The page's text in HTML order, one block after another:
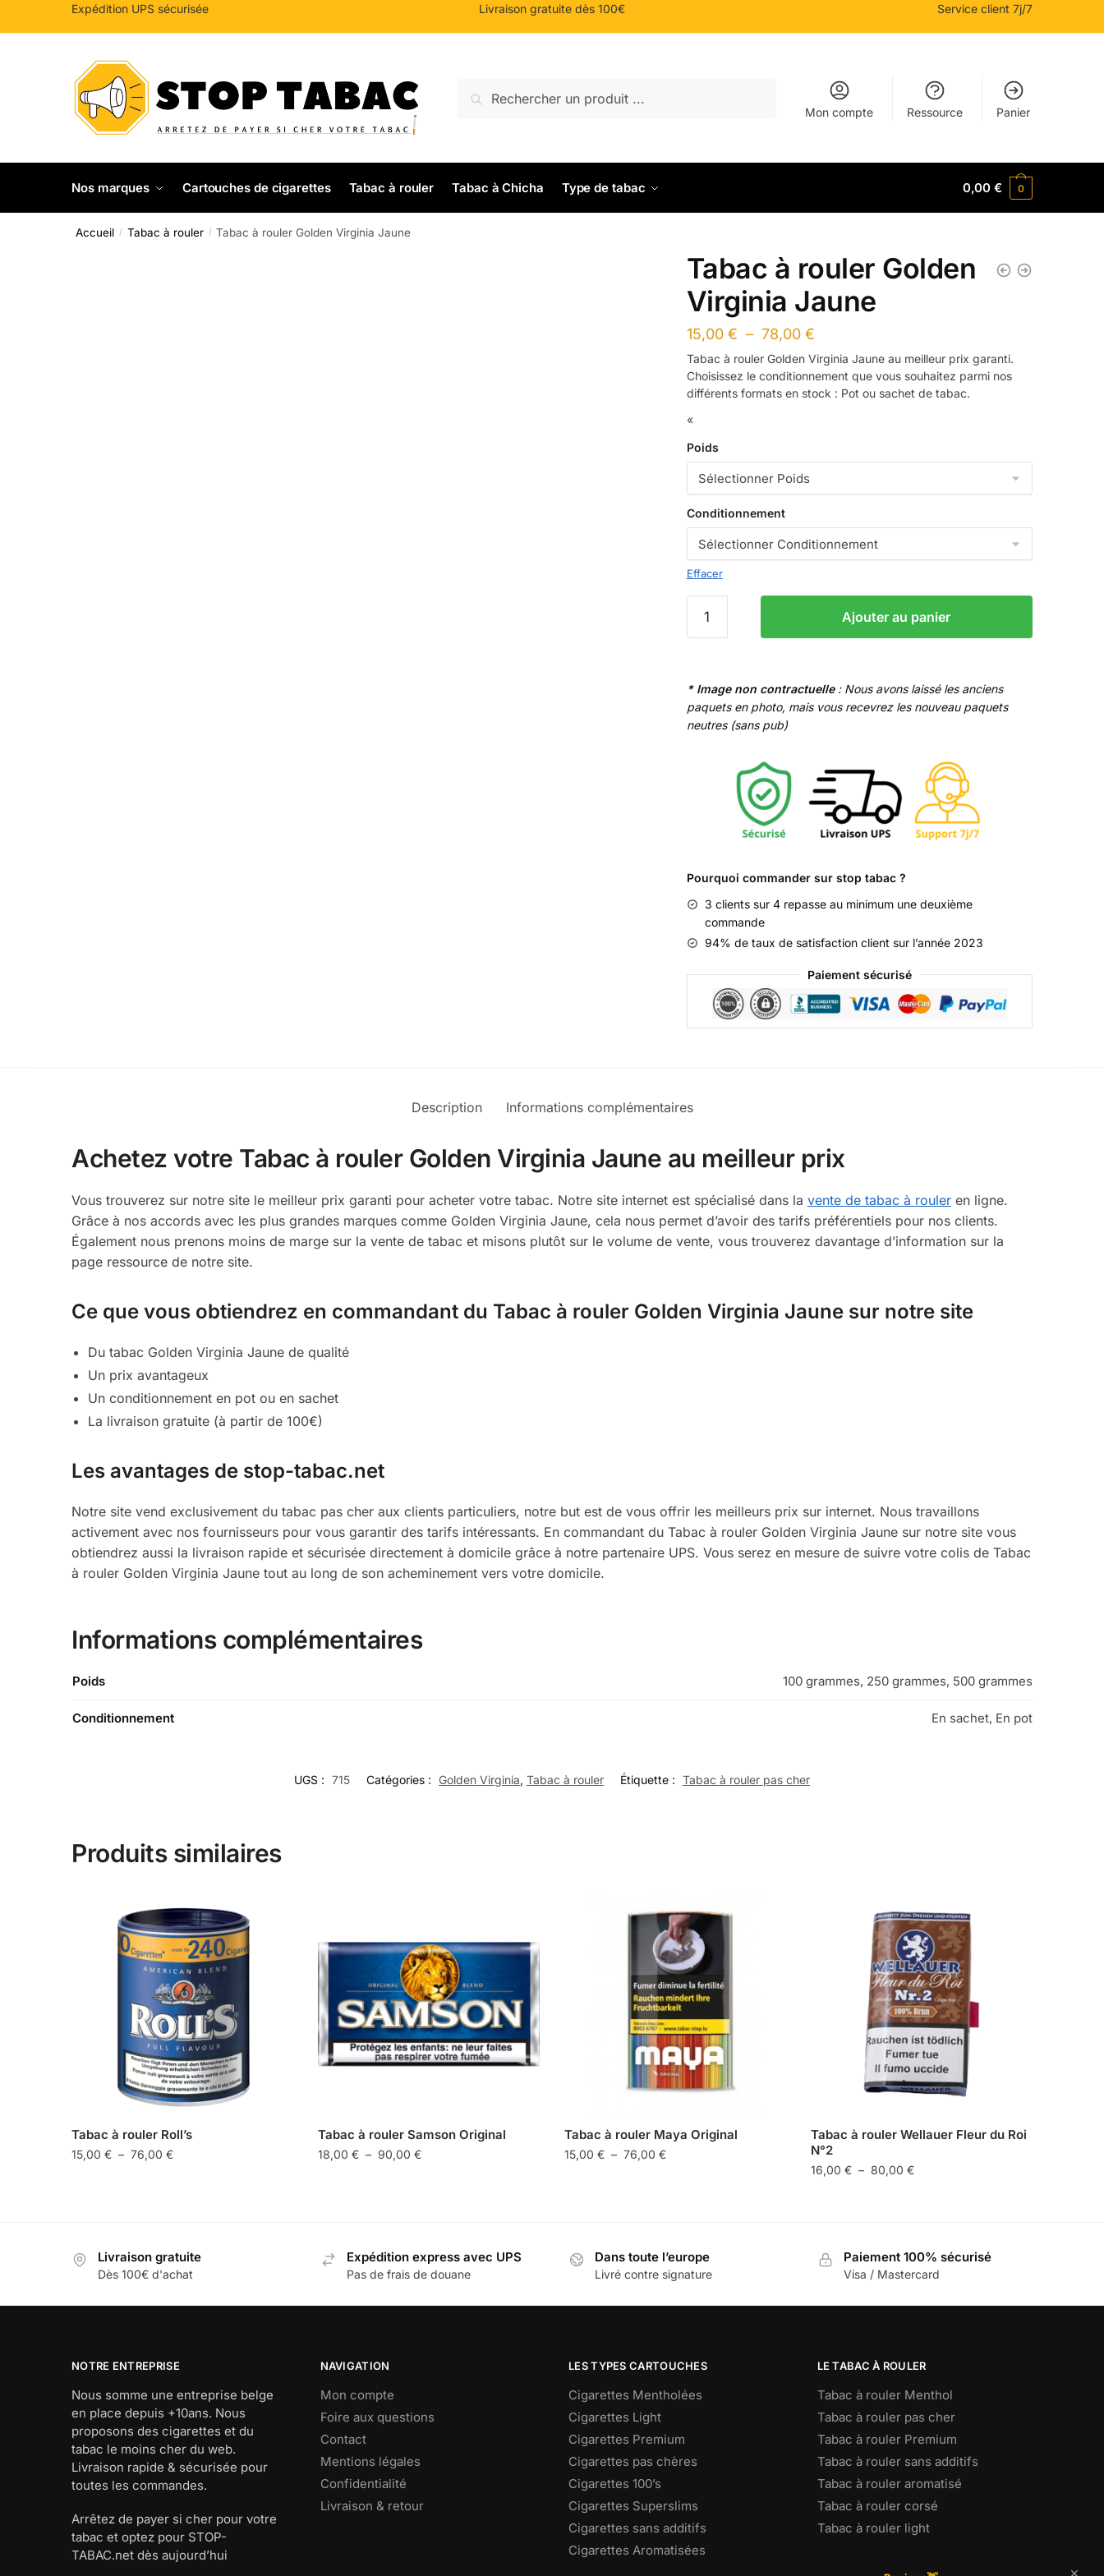
à
to
Expédition UPS sécurisée Livraison gratuite dès 100€ Service client 7j/7
pour :
Mon compte Ressource Panier
Nos marques Cartouches de cigarettes Tabac à rouler Tabac à Chicha Type de tabac 0,00€ 0
Accueil / Tabac à rouler / Tabac à rouler Golden Virginia Jaune
Tabac à rouler Golden
Virginia Jaune
15,00 € – 78,00 €Plage
de
prix :
Tabac à rouler Golden Virginia Jaune au meilleur prix garanti.
Choisissez le conditionnement que vous souhaitez parmi nos
différents formats en stock : Pot ou sachet de tabac.
«
Poids
Conditionnement
Effacer
rouler
Golden
Virginia
Ajouter au panier
* Image non contractuelle: Nous avons laissé les anciens
paquets en photo, mais vous recevrez les nouveau paquets
neutres (sans pub)
Pourquoi commander sur stop tabac ?
3 clients sur 4 repasse au minimum une deuxième
commande
94% de taux de satisfaction client sur l’année 2023
Paiement sécurisé
Description Informations complémentaires
Achetez votre Tabac à rouler Golden Virginia Jaune au meilleur prix
Vous trouverez sur notre site le meilleur prix garanti pour acheter votre tabac. Notre site internet est spécialisé dans lavente de tabac à rouler en ligne.
Grâce à nos accords avec les plus grandes marques comme Golden Virginia Jaune, cela nous permet d’avoir des tarifs préférentiels pour nos clients.
Également nous prenons moins de marge sur la vente de tabac et misons plutôt sur le volume de vente, vous trouverez davantage d’information sur la
page ressource de notre site.
Ce que vous obtiendrez en commandant du Tabac à rouler Golden Virginia Jaune sur notre site
Du tabac Golden Virginia Jaune de qualité
Un prix avantageux
Un conditionnement en pot ou en sachet
La livraison gratuite (à partir de 100€)
Les avantages de stop-tabac.net
Notre site vend exclusivement du tabac pas cher aux clients particuliers, notre but est de vous offrir les meilleurs prix sur internet. Nous travaillons
activement avec nos fournisseurs pour vous garantir des tarifs intéressants. En commandant du Tabac à rouler Golden Virginia Jaune sur notre site vous
obtiendrez aussi la livraison rapide et sécurisée directement à domicile grâce à notre partenaire UPS. Vous serez en mesure de suivre votre colis de Tabac
à rouler Golden Virginia Jaune tout au long de son acheminement vers votre domicile.
Informations complémentaires
Poids 100 grammes, 250 grammes, 500 grammes
Conditionnement En sachet, En pot
UGS : 715 Catégories : Golden Virginia, Tabac à rouler Étiquette : Tabac à rouler pas cher
Produits similaires
Tabac à rouler Roll’s
15,00€ – 76,00€Plage
variations.
options
choisies
sur
la
page
du
produit
Tabac à rouler Samson Original
18,00 € – 90,00 €Plage
variations.
options
choisies
sur
du
produit
Tabac à rouler Maya Original
15,00 € – 76,00 €Plage
variations.
options
choisies
sur
page
du
produit
Tabac à rouler Wellauer Fleur du Roi
N°2
16,00 € – 80,00 €Plage
80,00 €
plusieurs
variations.
être
sur
page
du
produit
Livraison gratuite
Dès 100€ d'achat
Expédition express avec UPS
Pas de frais de douane
Dans toute l’europe
Livré contre signature
Paiement 100% sécurisé
Visa / Mastercard
NOTRE ENTREPRISE
Nous somme une entreprise belge
en place depuis +10ans. Nous
proposons des cigarettes et du
tabac le moins cher du web.
Livraison rapide & sécurisée pour
toutes les commandes.
Arrêtez de payer si cher pour votre
tabac et optez pour STOP-
TABAC.net dès aujourd’hui
NAVIGATION
Mon compte
Foire aux questions
Contact
Mentions légales
Confidentialité
Livraison & retour
LES TYPES CARTOUCHES
Cigarettes Mentholées
Cigarettes Light
Cigarettes Premium
Cigarettes pas chères
Cigarettes 100’s
Cigarettes Superslims
Cigarettes sans additifs
Cigarettes Aromatisées
LE TABAC À ROULER
Tabac à rouler Menthol
Tabac à rouler pas cher
Tabac à rouler Premium
Tabac à rouler sans additifs
Tabac à rouler aromatisé
Tabac à rouler corsé
Tabac à rouler light